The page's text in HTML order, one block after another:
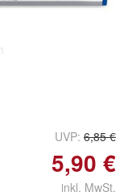
UVP: 6,85 €
5,90 €
inkl. MwSt.